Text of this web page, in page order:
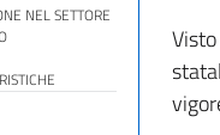
NEL SETTORE